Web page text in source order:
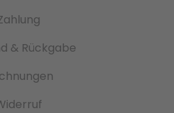
& Rückgabe